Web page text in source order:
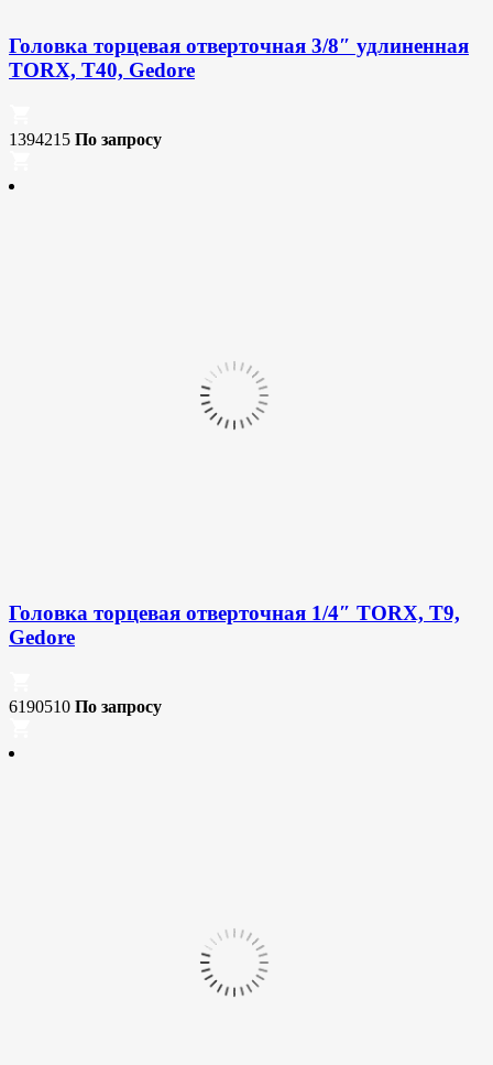
Головка торцевая отверточная 3/8″ удлиненная
TORX, T40, Gedore
1394215 По запросу
Головка торцевая отверточная 1/4″ TORX, T9,
Gedore
6190510 По запросу